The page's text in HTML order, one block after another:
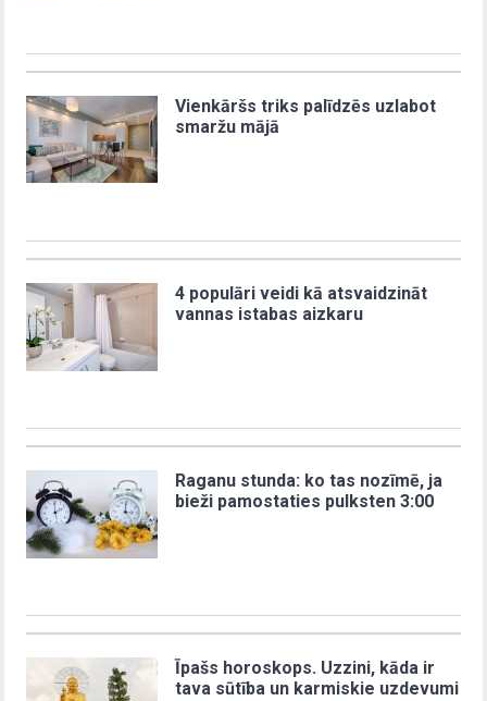
Vienkāršs triks palīdzēs uzlabot
smaržu mājā
4 populāri veidi kā atsvaidzināt
vannas istabas aizkaru
Raganu stunda: ko tas nozīmē, ja
bieži pamostaties pulksten 3:00
Īpašs horoskops. Uzzini, kāda ir
tava sūtība un karmiskie uzdevumi